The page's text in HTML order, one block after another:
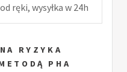
ręki, wysyłka w 24h
RYZYKA
PHA